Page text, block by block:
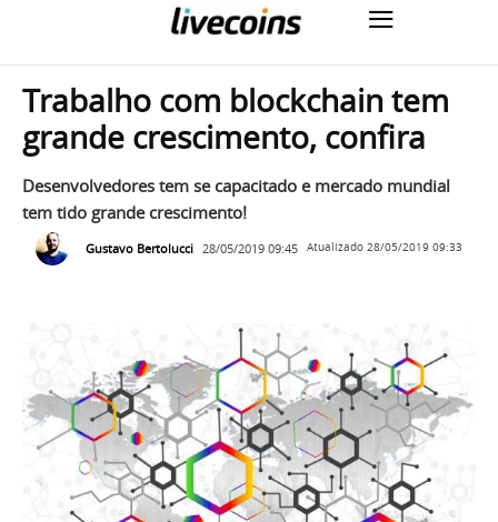
Trabalho com blockchain tem
grande crescimento, confira
Desenvolvedores tem se capacitado e mercado mundial
tem tido grande crescimento!
Gustavo Bertolucci 28/05/2019 09:45 Atualizado 28/05/2019 09:33